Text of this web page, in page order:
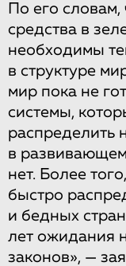
По его
средства в
необходимы
в структуре
мир пока не
системы,
распределить
в
нет. Более
быстро
и бедных
лет ожидания
законов», —